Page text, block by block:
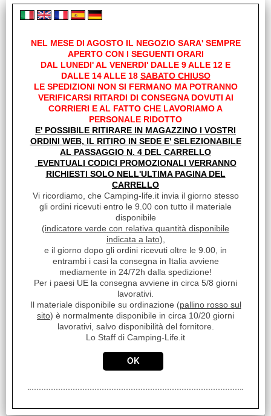
PER SERBATOIO DUCATO X250 X290
€59,90
Iva inclusa
Disponibile su Ordinazione in circa
10/20gg (Tempistica indicativa non
vincolante)
RISCALDATORE A GASOLIO AUTOTERM AIR
4D 4000W BOX IN KIT COMPLETO CON
COMANDO ROTATIVO
€ 1.150,00 Sconto 23.9%
€ 875,00
NEL MESE DI AGOSTO IL NEGOZIO SARA' SEMPRE
APERTO CON I SEGUENTI ORARI
DAL LUNEDI' AL VENERDI' DALLE 9 ALLE 12 E
DALLE 14 ALLE 18 SABATO CHIUSO
LE SPEDIZIONI NON SI FERMANO MA POTRANNO
VERIFICARSI RITARDI DI CONSEGNA DOVUTI AI
CORRIERI E AL FATTO CHE LAVORIAMO A
PERSONALE RIDOTTO
E' POSSIBILE RITIRARE IN MAGAZZINO I VOSTRI
ORDINI WEB, IL RITIRO IN SEDE E' SELEZIONABILE
AL PASSAGGIO N. 4 DEL CARRELLO
EVENTUALI CODICI PROMOZIONALI VERRANNO
RICHIESTI SOLO NELL'ULTIMA PAGINA DEL
CARRELLO
Vi ricordiamo, che Camping-life.it invia il giorno stesso
gli ordini ricevuti entro le 9.00 con tutto il materiale
disponibile
(indicatore verde con relativa quantità disponibile
indicata a lato),
e il giorno dopo gli ordini ricevuti oltre le 9.00, in
entrambi i casi la consegna in Italia avviene
mediamente in 24/72h dalla spedizione!
Per i paesi UE la consegna avviene in circa 5/8 giorni
lavorativi.
Il materiale disponibile su ordinazione (pallino rosso sul
sito) è normalmente disponibile in circa 10/20 giorni
lavorativi, salvo disponibilità del fornitore.
Lo Staff di Camping-Life.it